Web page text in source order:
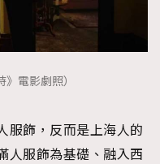
》電影劇照）
服飾，反而是上海人的
人服飾為基礎、融入西